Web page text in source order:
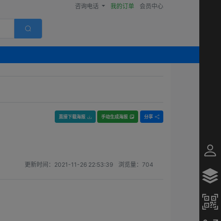
咨询电话 我的订单 会员中心
直接下载海报 手动生成海报 分享
更新时间： 2021-11-26 22:53:39 浏览量： 704